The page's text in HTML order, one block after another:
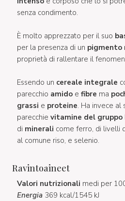
senza condimento.
È molto apprezzato per il suo
per la presenza di un pigmento
proprietà di rallentare il
Essendo un cereale integrale
parecchio amido e fibre ma
grassi e proteine. Ha invece al
parecchie vitamine del gruppo
di minerali come ferro, di livelli
al comune riso, e selenio.
Ravintoaineet
Valori nutrizionali medi per
Energia 369 kcal/1545 kJ